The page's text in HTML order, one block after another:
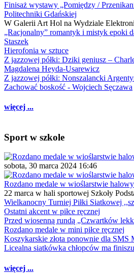
Finisaż wystawy „Pomiędzy /
Politechniki Gdańskiej
W Galerii Art Hol na Wydziale
„Racjonalny” romantyk i mistyk epoki
Staszek
Hierofonia w sztuce
Z jazzowej półki: Dziki geniusz –
Magdalena Heyda-Usarewicz
Z jazzowej półki: Nonszalancki
Zachować boskość - Wojciech Sęczawa
więcej ...
Sport w szkole
sobota, 30 marca 2024 16:46
Rozdano medale w wioślarstwie
22 marca w hali sportowej Szkoły
Wielkanocny Turniej Piłki Siatkowej
Ostatni akcent w piłce ręcznej
Przed wiosenną rundą „Czwartków
Rozdano medale w mini piłce ręcznej
Koszykarskie złota ponownie dla SMS
Licealna siatkówka chłopców ma finiszu
więcej ...